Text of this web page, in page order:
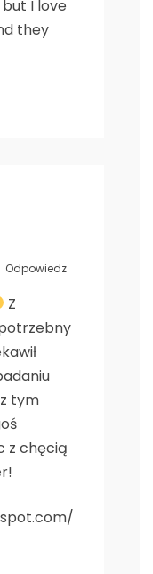
I love
they
Odpowiedz
Z
tym
z chęcią